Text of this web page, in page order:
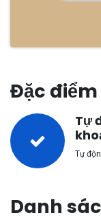
Đặc
Tự
Tự
Danh